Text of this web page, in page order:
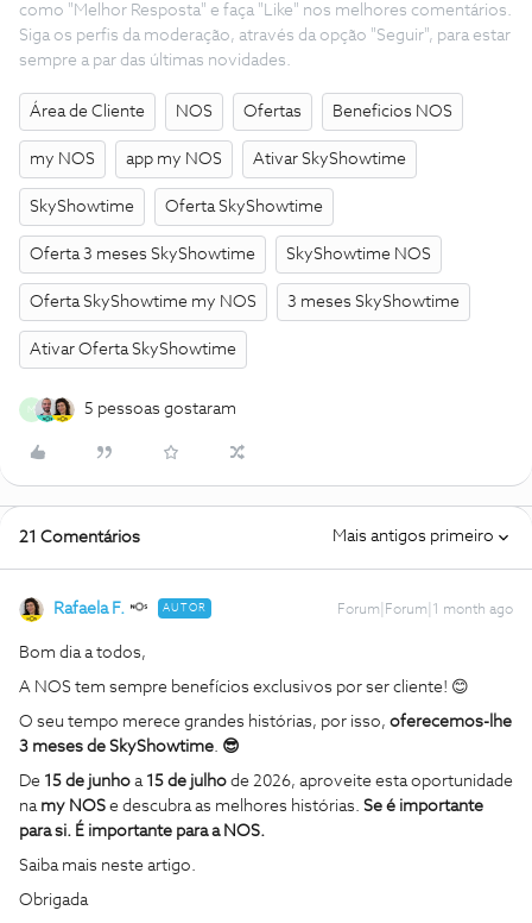
como "Melhor Resposta" e faça "Like" nos melhores comentários.
Siga os perfis da moderação, através da opção "Seguir", para estar
sempre a par das últimas novidades.
Área de Cliente NOS Ofertas Beneficios NOS
my NOS app my NOS Ativar SkyShowtime
SkyShowtime Oferta SkyShowtime
Oferta 3 meses SkyShowtime SkyShowtime NOS
Oferta SkyShowtime my NOS 3 meses SkyShowtime
Ativar Oferta SkyShowtime
M 5 pessoas gostaram
21 Comentários Mais antigos primeiro
Rafaela F. AUTOR Forum|Forum|1 month ago
Bom dia a todos,
A NOS tem sempre benefícios exclusivos por ser cliente! 😊
O seu tempo merece grandes histórias, por isso, oferecemos-lhe
3 meses de SkyShowtime. 😎
De 15 de junho a 15 de julho de 2026, aproveite esta oportunidade
na my NOS e descubra as melhores histórias. Se é importante
para si. É importante para a NOS.
Saiba mais neste artigo.
Obrigada